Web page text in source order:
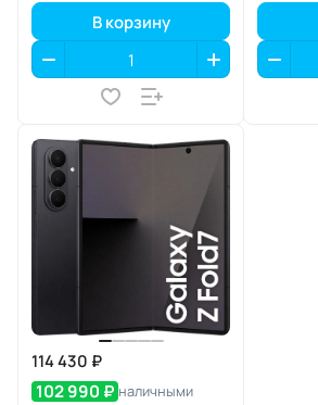
В корзину
114 430 ₽
102 990 ₽ наличными